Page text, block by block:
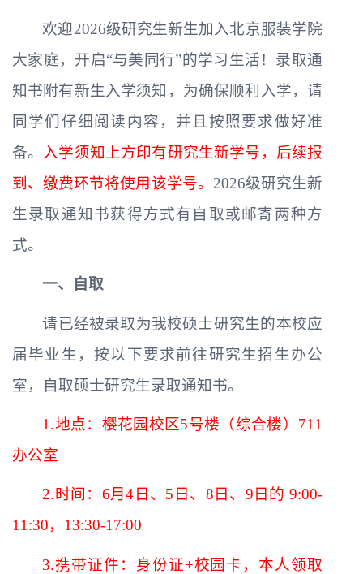
欢迎2026级研究生新生加入北京服装学院
大家庭，开启“与美同行”的学习生活！录取通
知书附有新生入学须知，为确保顺利入学，请
同学们仔细阅读内容，并且按照要求做好准
备。
入学须知上方印有研究生新学号，后续报
到、缴费环节将使用该学号。 2026级研究生新
生录取通知书获得方式有自取或邮寄两种方
式。
一、 自取
请已经被录取为我校硕士研究生的本校应
届毕业生，按以下要求前往研究生招生办公
室，自取硕士研究生录取通知书。
1.地点： 樱花园校区5号楼（综合楼）711
办公室
2.时间： 6月4日、5日、8日、9日的 9:00-
11:30，13:30-17:00
3.携带证件： 身份证+校园卡，本人领取